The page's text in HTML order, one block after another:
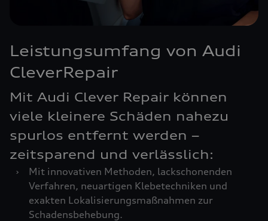
Leistungsumfang von Audi
CleverRepair
Mit Audi Clever Repair können
viele kleinere Schäden nahezu
spurlos entfernt werden –
zeitsparend und verlässlich:
›
Mit innovativen Methoden, lackschonenden
Verfahren, neuartigen Klebetechniken und
exakten Lokalisierungsmaßnahmen zur
Schadensbehebung.